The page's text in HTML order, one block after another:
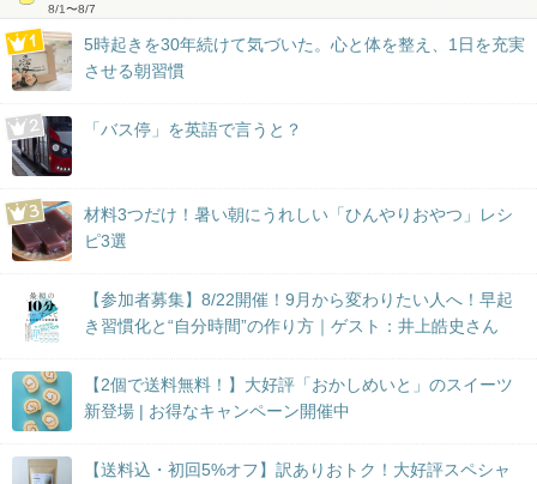
8/1〜8/7
5時起きを30年続けて気づいた。心と体を整え、1日を充実
させる朝習慣
「バス停」を英語で言うと？
材料3つだけ！暑い朝にうれしい「ひんやりおやつ」レシ
ピ3選
【参加者募集】8/22開催！9月から変わりたい人へ！早起
き習慣化と“自分時間”の作り方｜ゲスト：井上皓史さん
【2個で送料無料！】大好評「おかしめいと」のスイーツ
新登場 | お得なキャンペーン開催中
【送料込・初回5%オフ】訳ありおトク！大好評スペシャ